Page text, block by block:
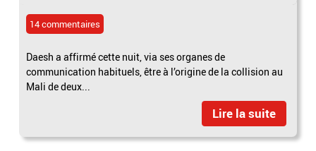
14 commentaires
Daesh a affirmé cette nuit, via ses organes de
communication habituels, être à l’origine de la collision au
Mali de deux...
Lire la suite